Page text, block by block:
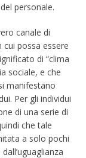
personale.
canale di
cui possa essere
di “clima
sociale, e che
manifestano
Per gli individui
di una serie di
che tale
a solo pochi